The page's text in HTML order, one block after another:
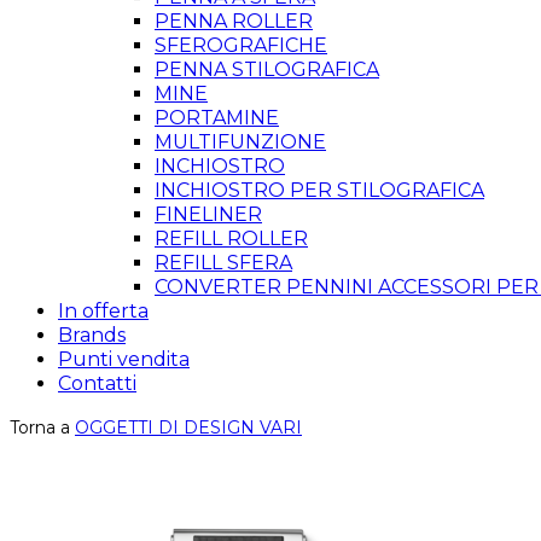
PENNA ROLLER
SFEROGRAFICHE
PENNA STILOGRAFICA
MINE
PORTAMINE
MULTIFUNZIONE
INCHIOSTRO
INCHIOSTRO PER STILOGRAFICA
FINELINER
REFILL ROLLER
REFILL SFERA
CONVERTER PENNINI ACCESSORI
In offerta
Brands
Punti vendita
Contatti
Torna a OGGETTI DI DESIGN VARI